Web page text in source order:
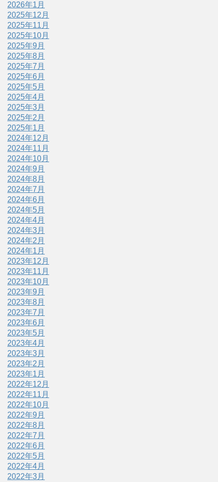
2026年1月
2025年12月
2025年11月
2025年10月
2025年9月
2025年8月
2025年7月
2025年6月
2025年5月
2025年4月
2025年3月
2025年2月
2025年1月
2024年12月
2024年11月
2024年10月
2024年9月
2024年8月
2024年7月
2024年6月
2024年5月
2024年4月
2024年3月
2024年2月
2024年1月
2023年12月
2023年11月
2023年10月
2023年9月
2023年8月
2023年7月
2023年6月
2023年5月
2023年4月
2023年3月
2023年2月
2023年1月
2022年12月
2022年11月
2022年10月
2022年9月
2022年8月
2022年7月
2022年6月
2022年5月
2022年4月
2022年3月